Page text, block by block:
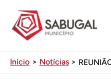
conteúdo
Início Notícias